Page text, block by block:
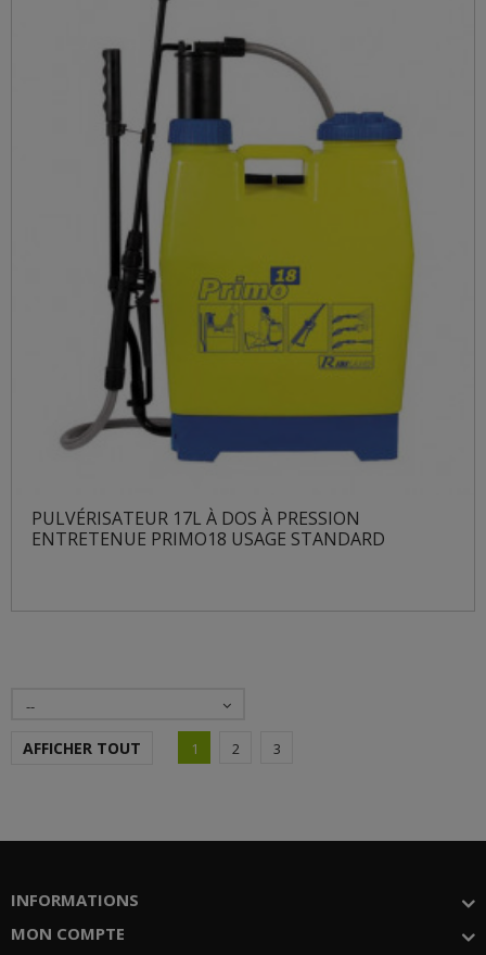
PULVÉRISATEUR 17L À DOS À PRESSION
ENTRETENUE PRIMO18 USAGE STANDARD
--
AFFICHER TOUT 1 2 3
INFORMATIONS
MON COMPTE